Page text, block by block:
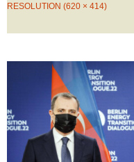
RESOLUTION (620 × 414)